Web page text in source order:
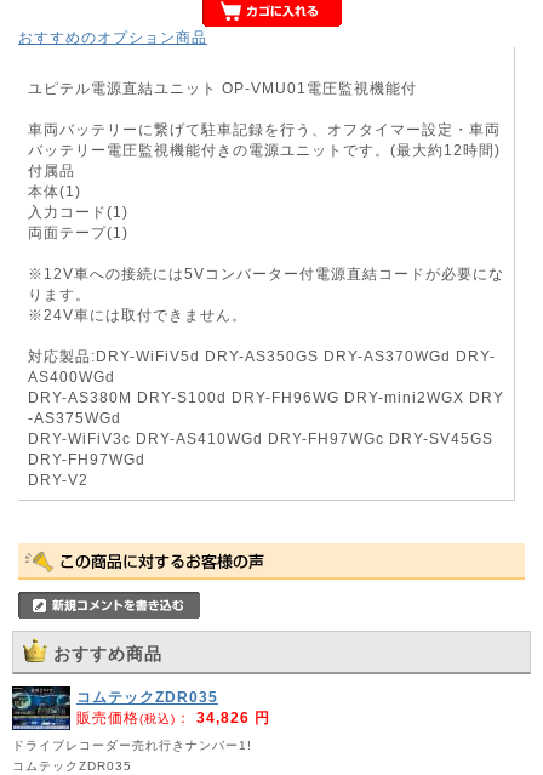
おすすめのオプション商品
ユピテル電源直結ユニット OP-VMU01電圧監視機能付
車両バッテリーに繋げて駐車記録を行う、オフタイマー設定・車両
バッテリー電圧監視機能付きの電源ユニットです。(最大約12時間)
付属品
本体(1)
入力コード(1)
両面テープ(1)
※12V車への接続には5Vコンバーター付電源直結コードが必要にな
ります。
※24V車には取付できません。
対応製品:DRY-WiFiV5d DRY-AS350GS DRY-AS370WGd DRY-
AS400WGd
DRY-AS380M DRY-S100d DRY-FH96WG DRY-mini2WGX DRY
-AS375WGd
DRY-WiFiV3c DRY-AS410WGd DRY-FH97WGc DRY-SV45GS
DRY-FH97WGd
DRY-V2
おすすめ商品
コムテックZDR035
販売価格(税込) ： 34,826 円
ドライブレコーダー売れ行きナンバー1!
コムテックZDR035